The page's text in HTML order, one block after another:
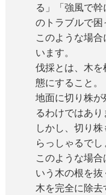
る」「強風で
のトラブルで困
このような場
います。
伐採とは、木
態にすること。
地面に切り株
るわけではあり
しかし、切り
らっしゃるでし
このような場
いう木の根を抜
木を完全に除